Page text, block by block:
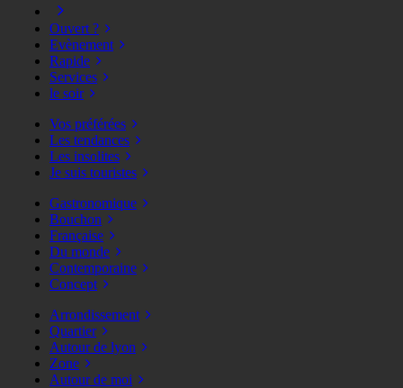
Ouvert ?
Evènement
Rapide
Services
le soir
Vos préférées
Les tendances
Les insolites
Je suis touristes
Gastronomique
Bouchon
Française
Du monde
Contemporaine
Concept
Arrondissement
Quartier
Autour de lyon
Zone
Autour de moi